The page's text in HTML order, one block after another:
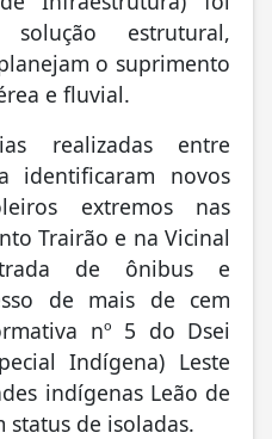
estrutural,
o suprimento
e fluvial.
realizadas entre
identificaram novos
extremos nas
Trairão e na Vicinal
de ônibus e
de mais de cem
nº 5 do Dsei
Indígena) Leste
indígenas Leão de
status de isoladas.